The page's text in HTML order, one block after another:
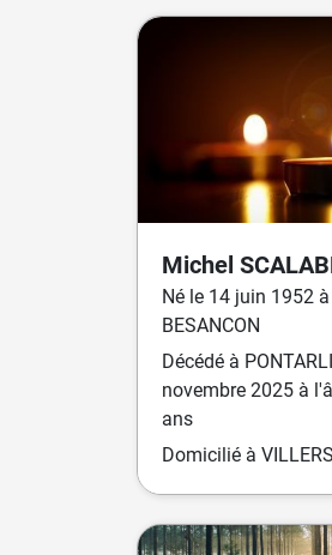
Michel
Né le 14 juin 1952 à
BESANCON
Décédé à
novembre 2025 à
ans
Domicilié à